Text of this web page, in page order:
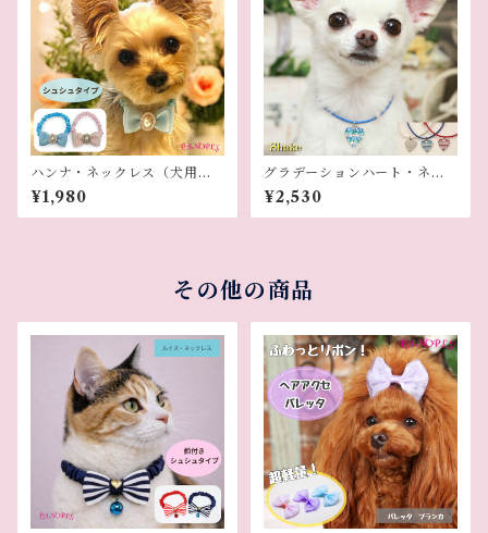
ハンナ・ネックレス（犬用ネ
ックレス）
¥1,980
グラデーションハート・ネッ
クレス（犬用ネックレス）
¥2,530
その他の商品